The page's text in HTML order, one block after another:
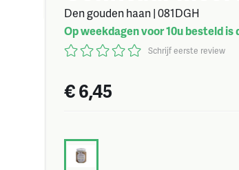
Den gouden haan | 081DGH
Op weekdagen voor 10u besteld is
Schrijf eerste review
€ 6,45